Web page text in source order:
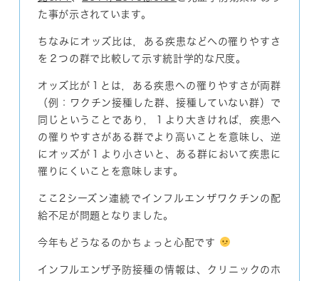
た事が示されています。
ちなみにオッズ比は，ある疾患などへの罹りやすさ
を２つの群で比較して示す統計学的な尺度。
オッズ比が１とは，ある疾患への罹りやすさが両群
（例：ワクチン接種した群、接種していない群）で
同じということであり，１より大きければ，疾患へ
の罹りやすさがある群でより高いことを意味し、逆
にオッズが１より小さいと、ある群において疾患に
罹りにくいことを意味します。
ここ2シーズン連続でインフルエンザワクチンの配
給不足が問題となりました。
今年もどうなるのかちょっと心配です
インフルエンザ予防接種の情報は、クリニックのホ